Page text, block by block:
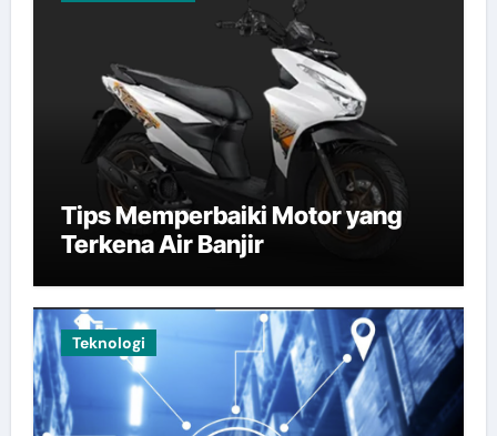
Tips Memperbaiki Motor yang
Terkena Air Banjir
Teknologi